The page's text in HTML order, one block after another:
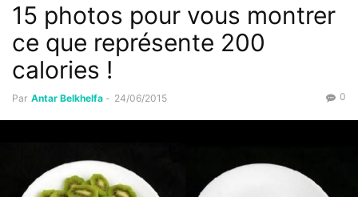
15 photos pour vous montrer
ce que représente 200
calories !
Par Antar Belkhelfa - 24/06/2015 0